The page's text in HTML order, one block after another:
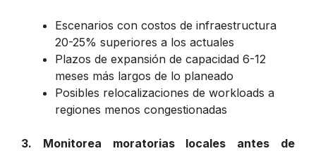
Escenarios con costos de infraestructura
20-25% superiores a los actuales
Plazos de expansión de capacidad 6-12
meses más largos de lo planeado
Posibles relocalizaciones de workloads a
regiones menos congestionadas
3. Monitorea moratorias locales antes de